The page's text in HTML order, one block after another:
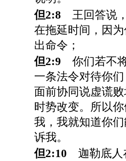
但2:8 王回答说
在拖延时间，因
出命令；
但2:9 你们若不
一条法令对待你
面前协同说虚谎
时势改变。所以
我，我就知道你
诉我。
但2:10 迦勒底人